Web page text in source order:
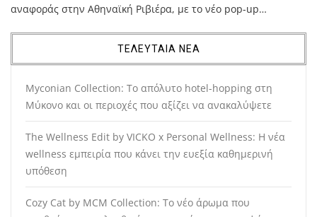
αναφοράς στην Αθηναϊκή Ριβιέρα, με το νέο pop-up…
ΤΕΛΕΥΤΑΙΑ ΝΕΑ
Myconian Collection: Το απόλυτο hotel-hopping στη
Μύκονο και οι περιοχές που αξίζει να ανακαλύψετε
The Wellness Edit by VICKO x Personal Wellness: Η νέα
wellness εμπειρία που κάνει την ευεξία καθημερινή
υπόθεση
Cozy Cat by MCM Collection: Το νέο άρωμα που